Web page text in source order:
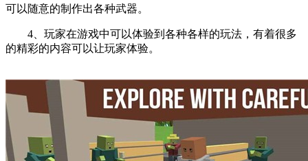
可以随意的制作出各种武器。
4、玩家在游戏中可以体验到各种各样的玩法，有着很多
的精彩的内容可以让玩家体验。